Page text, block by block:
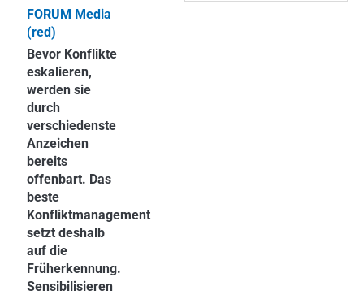
FORUM Media
(red)
Bevor Konflikte
eskalieren,
werden sie
durch
verschiedenste
Anzeichen
bereits
offenbart. Das
beste
Konfliktmanagement
setzt deshalb
auf die
Früherkennung.
Sensibilisieren